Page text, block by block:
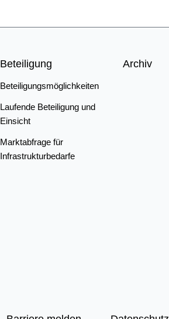
Beteiligung
Beteiligungsmöglichkeiten
Laufende Beteiligung und
Einsicht
Marktabfrage für
Infrastrukturbedarfe
Archiv